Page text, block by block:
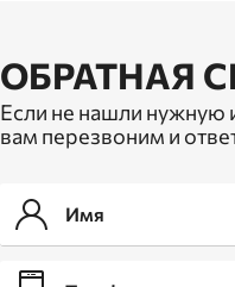
ОБРАТНАЯ
Если не нашли нужную
вам перезвоним и